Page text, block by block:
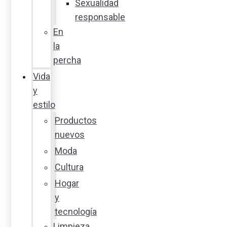
Sexualidad
responsable
En
la
percha
Vida
y
estilo
Productos
nuevos
Moda
Cultura
Hogar
y
tecnología